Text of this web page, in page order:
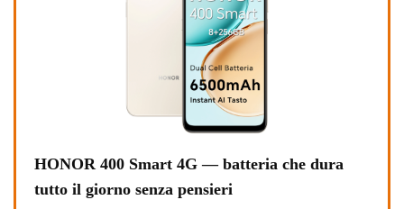
HONOR 400 Smart 4G — batteria che dura
tutto il giorno senza pensieri